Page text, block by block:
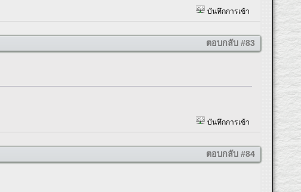
บันทึกการเข้า
ตอบกลับ #83
บันทึกการเข้า
ตอบกลับ #84